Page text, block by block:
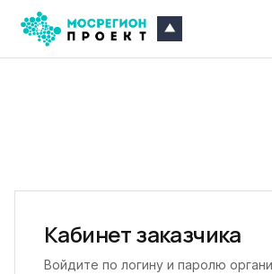
Кабинет заказчика
Войдите по логину и паролю